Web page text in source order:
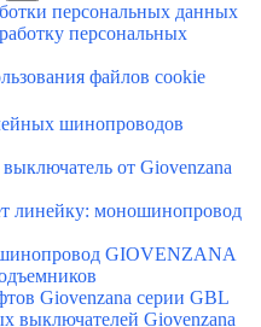
персональных данных
персональных
файлов cookie
шинопроводов
от Giovenzana
линейку: моношинопровод
GIOVENZANA
Giovenzana серии GBL
выключателей Giovenzana